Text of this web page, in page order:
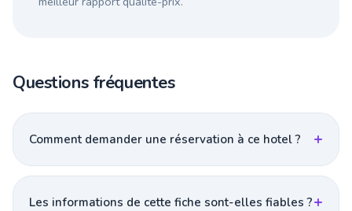
Questions fréquentes
Comment demander une réservation à ce hotel ?
Les informations de cette fiche sont-elles fiables ?